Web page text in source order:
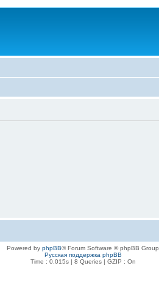
Powered by phpBB® Forum Software © phpBB Group
Русская поддержка phpBB
Time : 0.015s | 8 Queries | GZIP : On